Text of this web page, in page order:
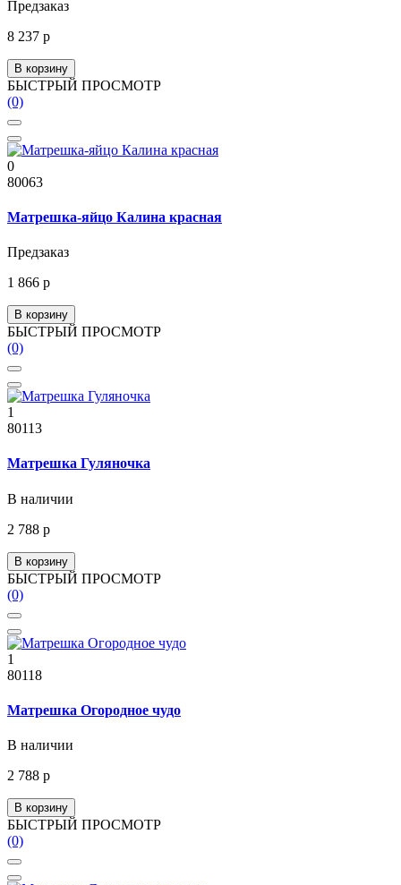
Предзаказ
8 237 р
В корзину
БЫСТРЫЙ ПРОСМОТР
(0)
0
80063
Матрешка-яйцо Калина красная
Предзаказ
1 866 р
В корзину
БЫСТРЫЙ ПРОСМОТР
(0)
1
80113
Матрешка Гуляночка
В наличии
2 788 р
В корзину
БЫСТРЫЙ ПРОСМОТР
(0)
1
80118
Матрешка Огородное чудо
В наличии
2 788 р
В корзину
БЫСТРЫЙ ПРОСМОТР
(0)